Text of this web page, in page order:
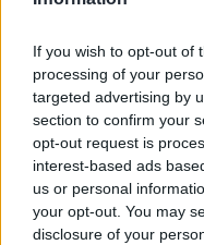
If you wish to opt-out of
processing of your
targeted advertising by
section to confirm your
opt-out request is
interest-based ads
us or personal
your opt-out. You may
disclosure of your
provocación y las
Rusia".
Rusia